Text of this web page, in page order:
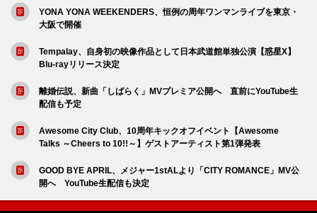
YONA YONA WEEKENDERS、恒例の周年ワンマンライブを東京・
大阪で開催
Tempalay、自身初の映像作品として日本武道館単独公演【惑星X】
Blu-rayリリース決定
離婚伝説、新曲「しばらく」MVプレミア公開へ 直前にYouTube生
配信も予定
Awesome City Club、10周年キックオフイベント【Awesome
Talks ～Cheers to 10!!～】ゲストアーティスト第1弾発表
GOOD BYE APRIL、メジャー1stALより「CITY ROMANCE」MV公
開へ YouTube生配信も決定